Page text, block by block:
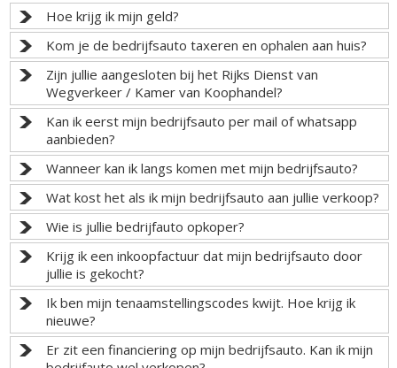
Hoe krijg ik mijn geld?
Kom je de bedrijfsauto taxeren en ophalen aan huis?
Zijn jullie aangesloten bij het Rijks Dienst van
Wegverkeer / Kamer van Koophandel?
Kan ik eerst mijn bedrijfsauto per mail of whatsapp
aanbieden?
Wanneer kan ik langs komen met mijn bedrijfsauto?
Wat kost het als ik mijn bedrijfsauto aan jullie verkoop?
Wie is jullie bedrijfauto opkoper?
Krijg ik een inkoopfactuur dat mijn bedrijfsauto door
jullie is gekocht?
Ik ben mijn tenaamstellingscodes kwijt. Hoe krijg ik
nieuwe?
Er zit een financiering op mijn bedrijfsauto. Kan ik mijn